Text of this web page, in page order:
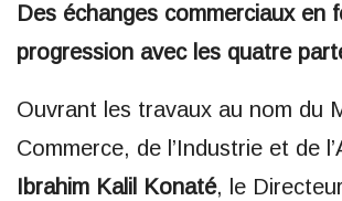
Des échanges commerciaux en
progression avec les quatre
Ouvrant les travaux au nom du
Commerce, de l’Industrie et de
Ibrahim Kalil Konaté, le